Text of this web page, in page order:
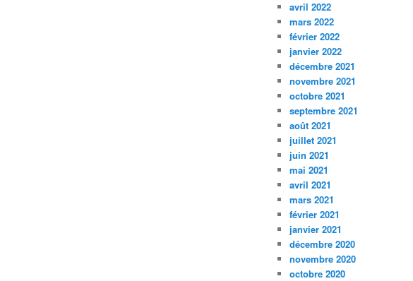
avril 2022
mars 2022
février 2022
janvier 2022
décembre 2021
novembre 2021
octobre 2021
septembre 2021
août 2021
juillet 2021
juin 2021
mai 2021
avril 2021
mars 2021
février 2021
janvier 2021
décembre 2020
novembre 2020
octobre 2020